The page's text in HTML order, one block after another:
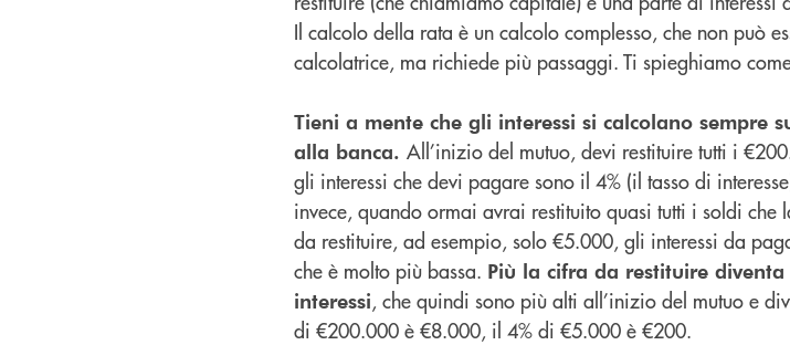
Il calcolo della rata è un calcolo complesso, che non può
calcolatrice, ma richiede più passaggi. Ti spieghiamo
Tieni a mente che gli interessi si calcolano sempre
alla banca. All’inizio del mutuo, devi restituire tutti i
gli interessi che devi pagare sono il 4% (il tasso di
invece, quando ormai avrai restituito quasi tutti i soldi che
da restituire, ad esempio, solo €5.000, gli interessi da
che è molto più bassa. Più la cifra da restituire
interessi, che quindi sono più alti all’inizio del mutuo e
di €200.000 è €8.000, il 4% di €5.000 è €200.